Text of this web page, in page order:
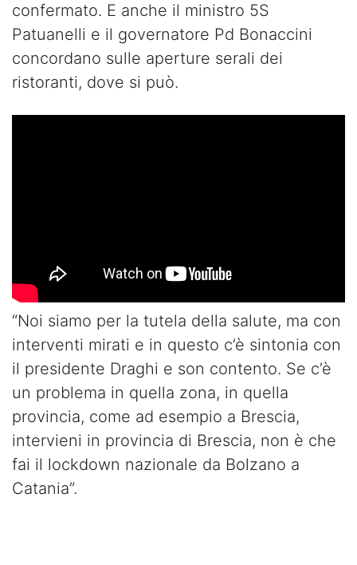
confermato. E anche il ministro 5S
Patuanelli e il governatore Pd Bonaccini
concordano sulle aperture serali dei
ristoranti, dove si può.
“Noi siamo per la tutela della salute, ma con
interventi mirati e in questo c’è sintonia con
il presidente Draghi e son contento. Se c’è
un problema in quella zona, in quella
provincia, come ad esempio a Brescia,
intervieni in provincia di Brescia, non è che
fai il lockdown nazionale da Bolzano a
Catania”.